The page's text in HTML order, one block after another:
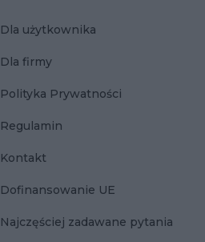
Dla użytkownika
Dla firmy
Polityka Prywatności
Regulamin
Kontakt
Dofinansowanie UE
Najczęściej zadawane pytania